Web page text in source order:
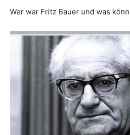
Wer war Fritz Bauer und was